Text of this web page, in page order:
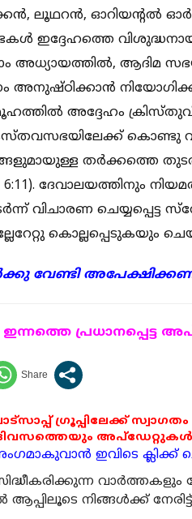
ലൂഥറന്‍,
ഇദ്ദേഹത്തെ
അധ്യായത്തില്‍, ആദിമ
അനുഷ്ഠിക്കാന്‍
അദ്ദേഹം
കൊണ്ടു
തര്‍ക്കത്തെ
6:11). ദേവാലയത്തിനും
വിചാരണ ചെയ്യപ്പെട്ട
കൊല്ലപ്പെടുകയും
വേണ്ടി
പ്രധാനപ്പെട്ട
ഗ്രൂപ്പിലേക്ക്
അപ്ഡേറ്റുകൾ
ഇവിടെ ക്ലിക്ക്
നിങ്ങള്‍ക്ക് നേരിട്ട്